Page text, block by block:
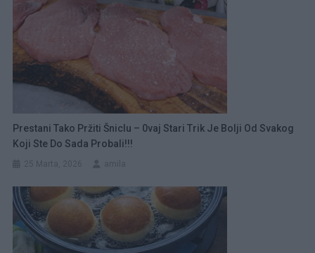
Prestani Tako Pržiti Šniclu – 0vaj Stari Trik Je Bolji Od Svakog
Koji Ste Do Sada Probali!!!